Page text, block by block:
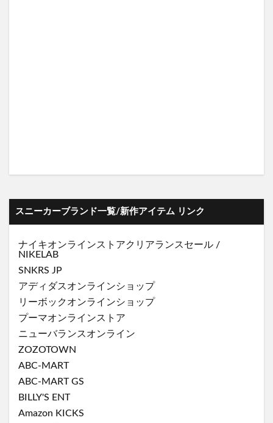
スニーカーブランド一覧/新作アイテム リンク
ナイキオンラインストアクリアランスセール /
NIKELAB
SNKRS JP
アディダスオンラインショップ
リーボックオンラインショップ
プーマオンラインストア
ニューバランスオンライン
ZOZOTOWN
ABC-MART
ABC-MART GS
BILLY'S ENT
Amazon KICKS